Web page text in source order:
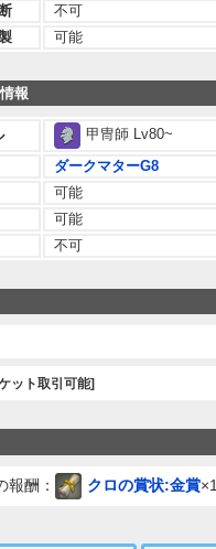
不可
可能
報
甲冑師 Lv80~
ダークマターG8
可能
可能
不可
ット取引可能]
報酬： クロの賞状:金賞×1